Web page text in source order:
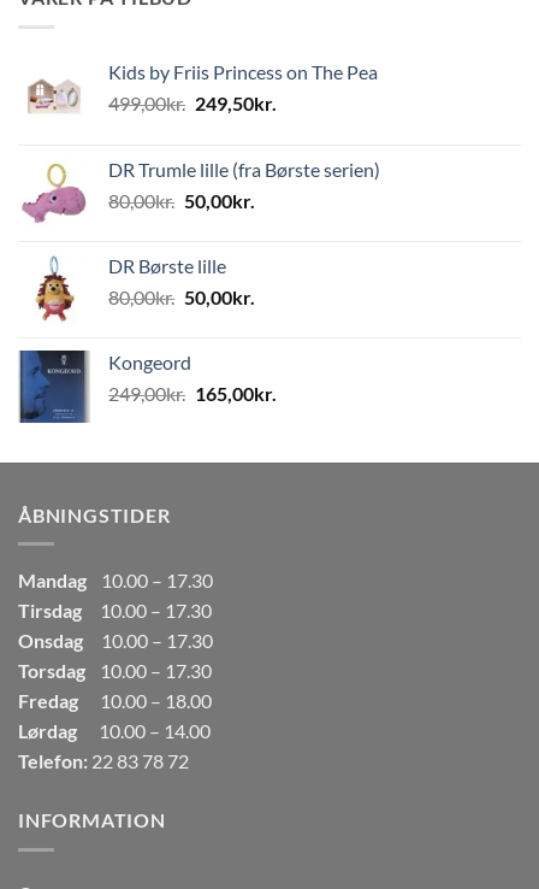
Kids by Friis Princess on The Pea
499,00kr. Den
var:
499,00kr..
249,50kr.
er:
DR Trumle lille (fra Børste serien)
80,00kr. Den
var:
80,00kr..
50,00kr.
50,00kr..
DR Børste lille
80,00kr. Den
var:
80,00kr..
50,00kr.
50,00kr..
Kongeord
249,00kr. Den
var:
165,00kr.
er:
ÅBNINGSTIDER
Mandag
10.00 – 17.30
Tirsdag
10.00 – 17.30
Onsdag
10.00 – 17.30
Torsdag
10.00 – 17.30
Fredag
10.00 – 18.00
Lørdag
10.00 – 14.00
Telefon: 22 83 78 72
INFORMATION